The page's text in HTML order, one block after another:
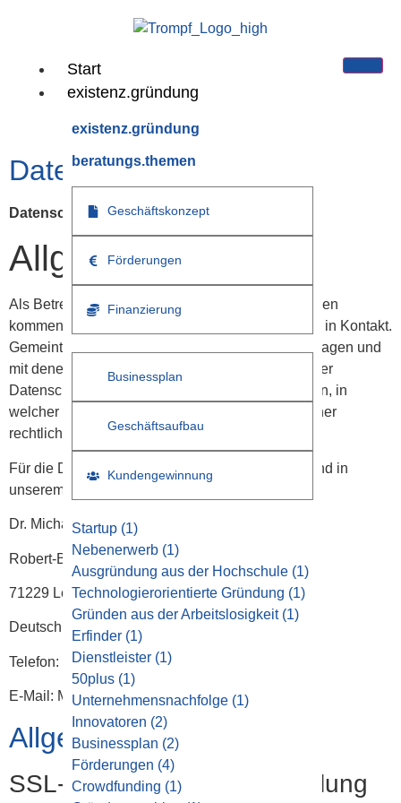
Start
existenz.gründung
existenz.gründung
beratungs.themen
Geschäftskonzept
Förderungen
Finanzierung
Businessplan
Geschäftsaufbau
Kundengewinnung
Startup (1)
Nebenerwerb (1)
Ausgründung aus der Hochschule (1)
Technologierorientierte Gründung (1)
Gründen aus der Arbeitslosigkeit (1)
Erfinder (1)
Dienstleister (1)
50plus (1)
Unternehmensnachfolge (1)
Innovatoren (2)
Businessplan (2)
Förderungen (4)
Crowdfunding (1)
Datenschutzerklärung
Datenschutzerklärung
Allgemein
Als Betreiber dieser Webseite und als Unternehmen
kommen wir mit Ihren personenbezogenen Daten in Kontakt.
Gemeint sind alle Daten, die etwas über Sie aussagen und
mit denen Sie identifiziert werden können. In dieser
Datenschutzerklärung möchten wir Ihnen erläutern, in
welcher Weise, zu welchem Zweck und auf welcher
rechtlichen Grundlage wir Ihre Daten verarbeiten.
Für die Datenverarbeitung auf dieser Webseite und in
unserem Unternehmen ist verantwortlich:
Dr. Michael Trompf
Robert-Bosch-Str. 11
71229 Leonberg-Warmbronn
Deutschland
Telefon: +49 (0) 7152 566 89 60
E-Mail: Michael.Trompf@startup-services.de
Allgemeine Hinweise
SSL- bzw. TLS-Verschlüsselung